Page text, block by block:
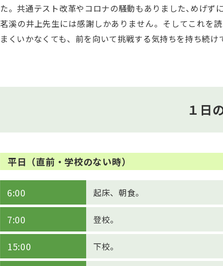
た。共通テスト改革やコロナの騒動もありました､めげ
茗溪の井上先生には感謝しかありません。そしてこれを
まくいかなくても、前を向いて挑戦する気持ちを持ち続け
１日
平日（直前・学校のない時）
6:00 起床、朝食。
7:00 登校。
15:00 下校。